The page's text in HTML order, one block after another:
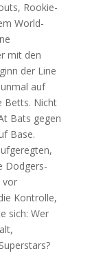
Rookie-
World-
mit den
der Line
auf
Betts. Nicht
Bats gegen
Base.
Dodgers-
vor
Kontrolle,
sich: Wer